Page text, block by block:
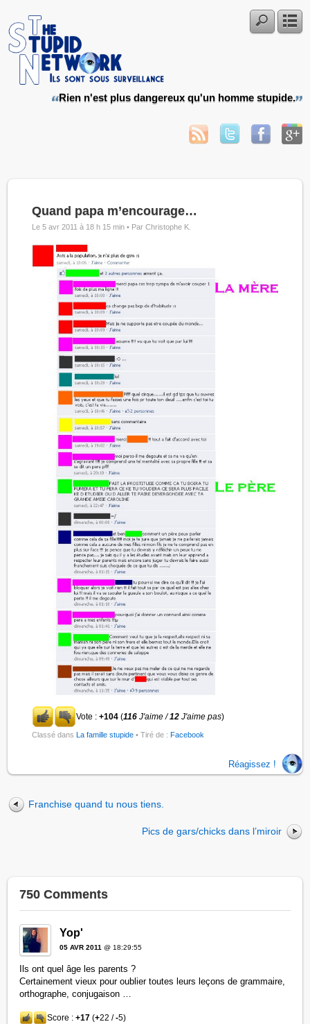
Rien n'est plus dangereux qu'un homme stupide.
Quand papa m’encourage…
Le 5 avr 2011 à 18 h 15 min • Par Christophe K.
Vote :+104 (116J'aime /12 J'aime pas)
Classé dansLa famille stupide • Tiré de :Facebook
Réagissez !
Franchise quand tu nous tiens.
Pics de gars/chicks dans l’miroir
750 Comments
Yop'
05 AVR 2011 @ 18:29:55
Ils ont quel âge les parents ?
Certainement vieux pour oublier toutes leurs leçons de grammaire,
orthographe, conjugaison …
Score :+17 (+22 /-5)